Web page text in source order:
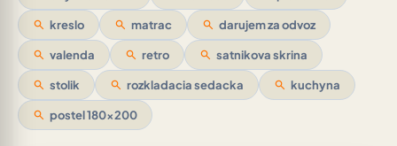
search kreslo search matrac search darujem za odvoz
search valenda search retro search satnikova skrina
search stolik search rozkladacia sedacka search kuchyna
search postel 180x200